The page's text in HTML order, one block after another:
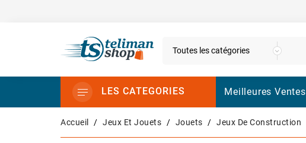
LES CATEGORIES Meilleures Ventes
Accueil Jeux Et Jouets Jouets Jeux De Construction